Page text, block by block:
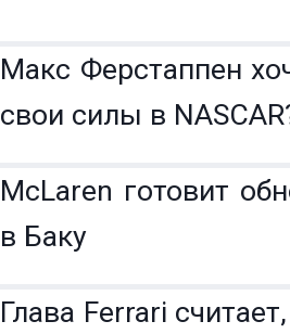
Макс Ферстаппен
свои силы в
McLaren готовит
в Баку
Глава Ferrari